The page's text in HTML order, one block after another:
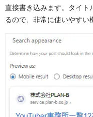
直接書き込みます。タイト
るので、非常に使いやすい